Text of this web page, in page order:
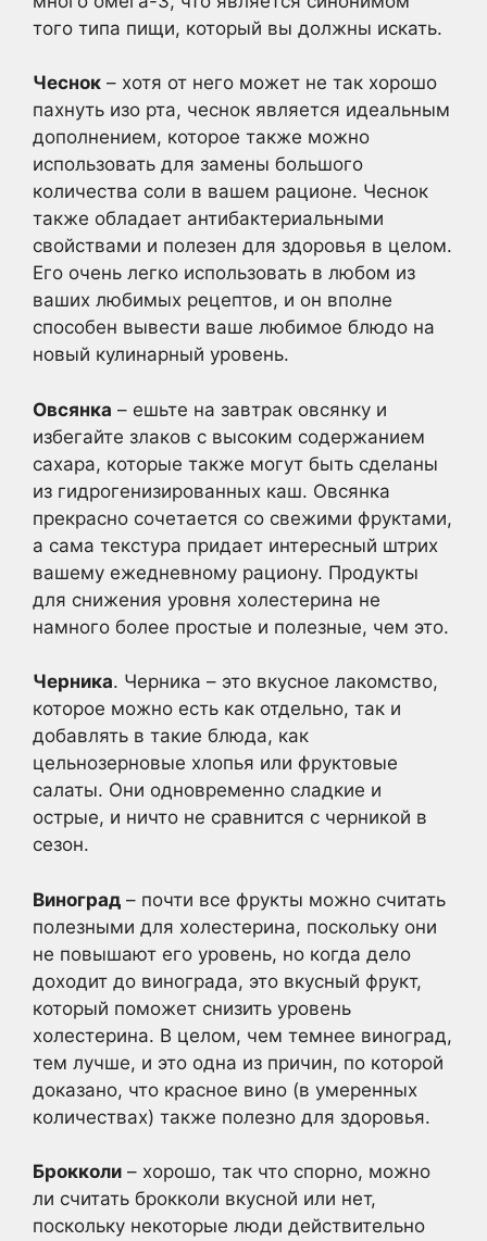
того типа пищи, который вы должны искать.
Чеснок – хотя от него может не так хорошо
пахнуть изо рта, чеснок является идеальным
дополнением, которое также можно
использовать для замены большого
количества соли в вашем рационе. Чеснок
также обладает антибактериальными
свойствами и полезен для здоровья в целом.
Его очень легко использовать в любом из
ваших любимых рецептов, и он вполне
способен вывести ваше любимое блюдо на
новый кулинарный уровень.
Овсянка – ешьте на завтрак овсянку и
избегайте злаков с высоким содержанием
сахара, которые также могут быть сделаны
из гидрогенизированных каш. Овсянка
прекрасно сочетается со свежими фруктами,
а сама текстура придает интересный штрих
вашему ежедневному рациону. Продукты
для снижения уровня холестерина не
намного более простые и полезные, чем это.
Черника. Черника – это вкусное лакомство,
которое можно есть как отдельно, так и
добавлять в такие блюда, как
цельнозерновые хлопья или фруктовые
салаты. Они одновременно сладкие и
острые, и ничто не сравнится с черникой в
сезон.
Виноград – почти все фрукты можно считать
полезными для холестерина, поскольку они
не повышают его уровень, но когда дело
доходит до винограда, это вкусный фрукт,
который поможет снизить уровень
холестерина. В целом, чем темнее виноград,
тем лучше, и это одна из причин, по которой
доказано, что красное вино (в умеренных
количествах) также полезно для здоровья.
Брокколи – хорошо, так что спорно, можно
ли считать брокколи вкусной или нет,
поскольку некоторые люди действительно